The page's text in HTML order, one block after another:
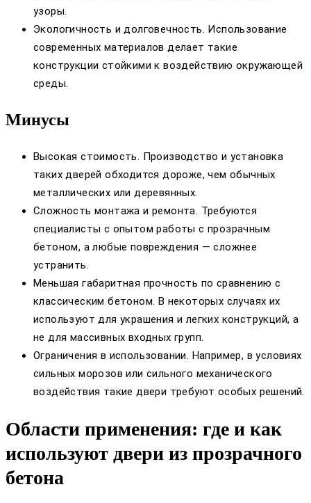
узоры.
Экологичность и долговечность. Использование
современных материалов делает такие
конструкции стойкими к воздействию окружающей
среды.
Минусы
Высокая стоимость. Производство и установка
таких дверей обходится дороже, чем обычных
металлических или деревянных.
Сложность монтажа и ремонта. Требуются
специалисты с опытом работы с прозрачным
бетоном, а любые повреждения — сложнее
устранить.
Меньшая габаритная прочность по сравнению с
классическим бетоном. В некоторых случаях их
используют для украшения и легких конструкций, а
не для массивных входных групп.
Ограничения в использовании. Например, в условиях
сильных морозов или сильного механического
воздействия такие двери требуют особых решений.
Области применения: где и как
используют двери из прозрачного
бетона